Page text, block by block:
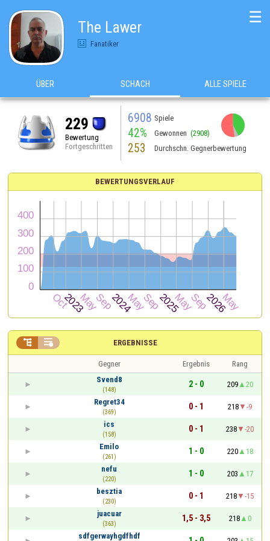
The Lawer
Fanatiker
☰
ÜBER SCHACH ALLE SPIELE
229
Bewertung
Fortgeschritten
6908 Spiele
42% Gewonnen (2908)
253 Durchschn. Gegnerbewertung
BEWERTUNGSVERLAUF
ERGEBNISSE
 
Gegner Ergebnis
Rang
Svend8
(148)
2 - 0 209
20
Regret34
(369)
0 - 1 218
-9
ics
(158)
0 - 1 238
-20
Emilo
(261)
1 - 0 220
18
nefu
(220)
1 - 0 203
17
besztia
(230)
0 - 1 218
-15
juacuar
(363)
1,5 - 3,5 218
0
sdfgerwayhgdfhdf